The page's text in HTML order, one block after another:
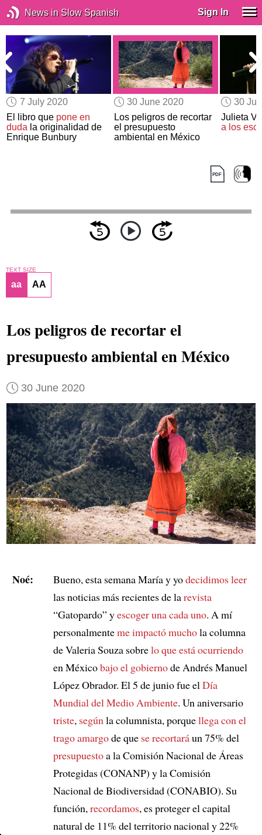
News in Slow Spanish Sign In
7 July 2020
El libro que pone en
duda la originalidad de
Enrique Bunbury
30 June 2020
Los peligros de recortar
el presupuesto
ambiental en México
30
Julieta
a los
TEXT SIZE
aa AA
Los peligros de recortar el
presupuesto ambiental en México
30 June 2020
Noé: Bueno, esta semana María y yodecidimos leer
las noticias más recientes de larevista
“Gatopardo” yescoger una cada uno. A mí
personalmenteme impactó muchola columna
de Valeria Souza sobrelo que está ocurriendo
en Méxicobajo el gobiernode Andrés Manuel
López Obrador. El 5 de junio fue el Día
Mundial del Medio Ambiente. Un aniversario
triste, según la columnista, porquellega con el
trago amargode que se recortaráun 75% del
presupuestoa la Comisión Nacional de Áreas
Protegidas (CONANP) y la Comisión
Nacional de Biodiversidad (CONABIO). Su
función, recordamos, es proteger el capital
natural de 11% del territorio nacional y 22%